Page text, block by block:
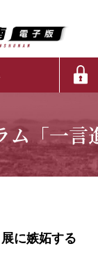
ム「一言
に嫉妬する